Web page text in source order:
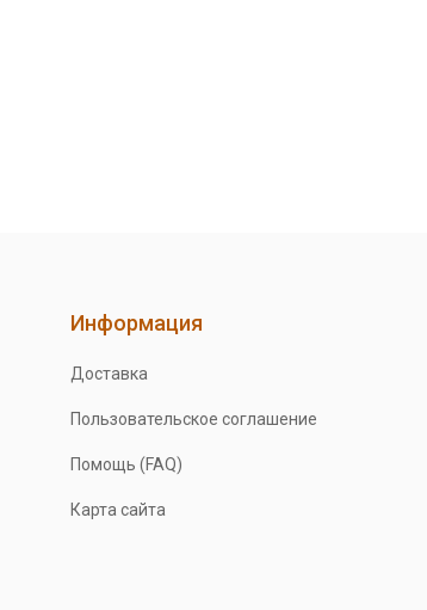
Информация
Доставка
Пользовательское соглашение
Помощь (FAQ)
Карта сайта